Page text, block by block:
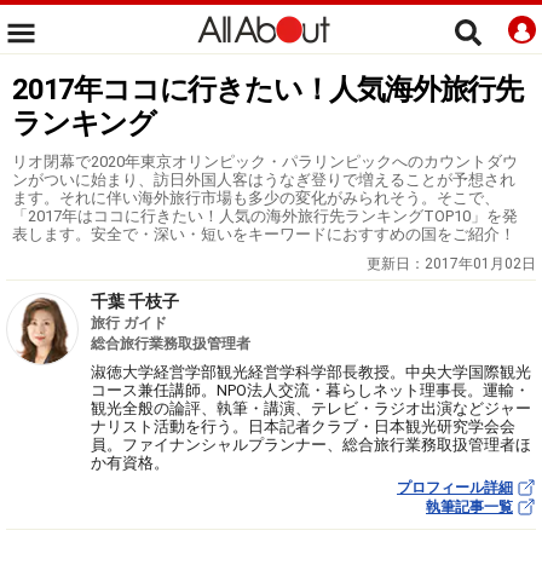
2017年ココに行きたい！人気海外旅行先
ランキング
リオ閉幕で2020年東京オリンピック・パラリンピックへのカウントダウ
ンがついに始まり、訪日外国人客はうなぎ登りで増えることが予想され
ます。それに伴い海外旅行市場も多少の変化がみられそう。そこで、
「2017年はココに行きたい！人気の海外旅行先ランキングTOP10」を発
表します。安全で・深い・短いをキーワードにおすすめの国をご紹介！
更新日： 2017年01月02日
千葉 千枝子
旅行 ガイド
総合旅行業務取扱管理者
淑徳大学経営学部観光経営学科学部長教授。中央大学国際観光
コース兼任講師。NPO法人交流・暮らしネット理事長。運輸・
観光全般の論評、執筆・講演、テレビ・ラジオ出演などジャー
ナリスト活動を行う。日本記者クラブ・日本観光研究学会会
員。ファイナンシャルプランナー、総合旅行業務取扱管理者ほ
か有資格。
プロフィール詳細
執筆記事一覧